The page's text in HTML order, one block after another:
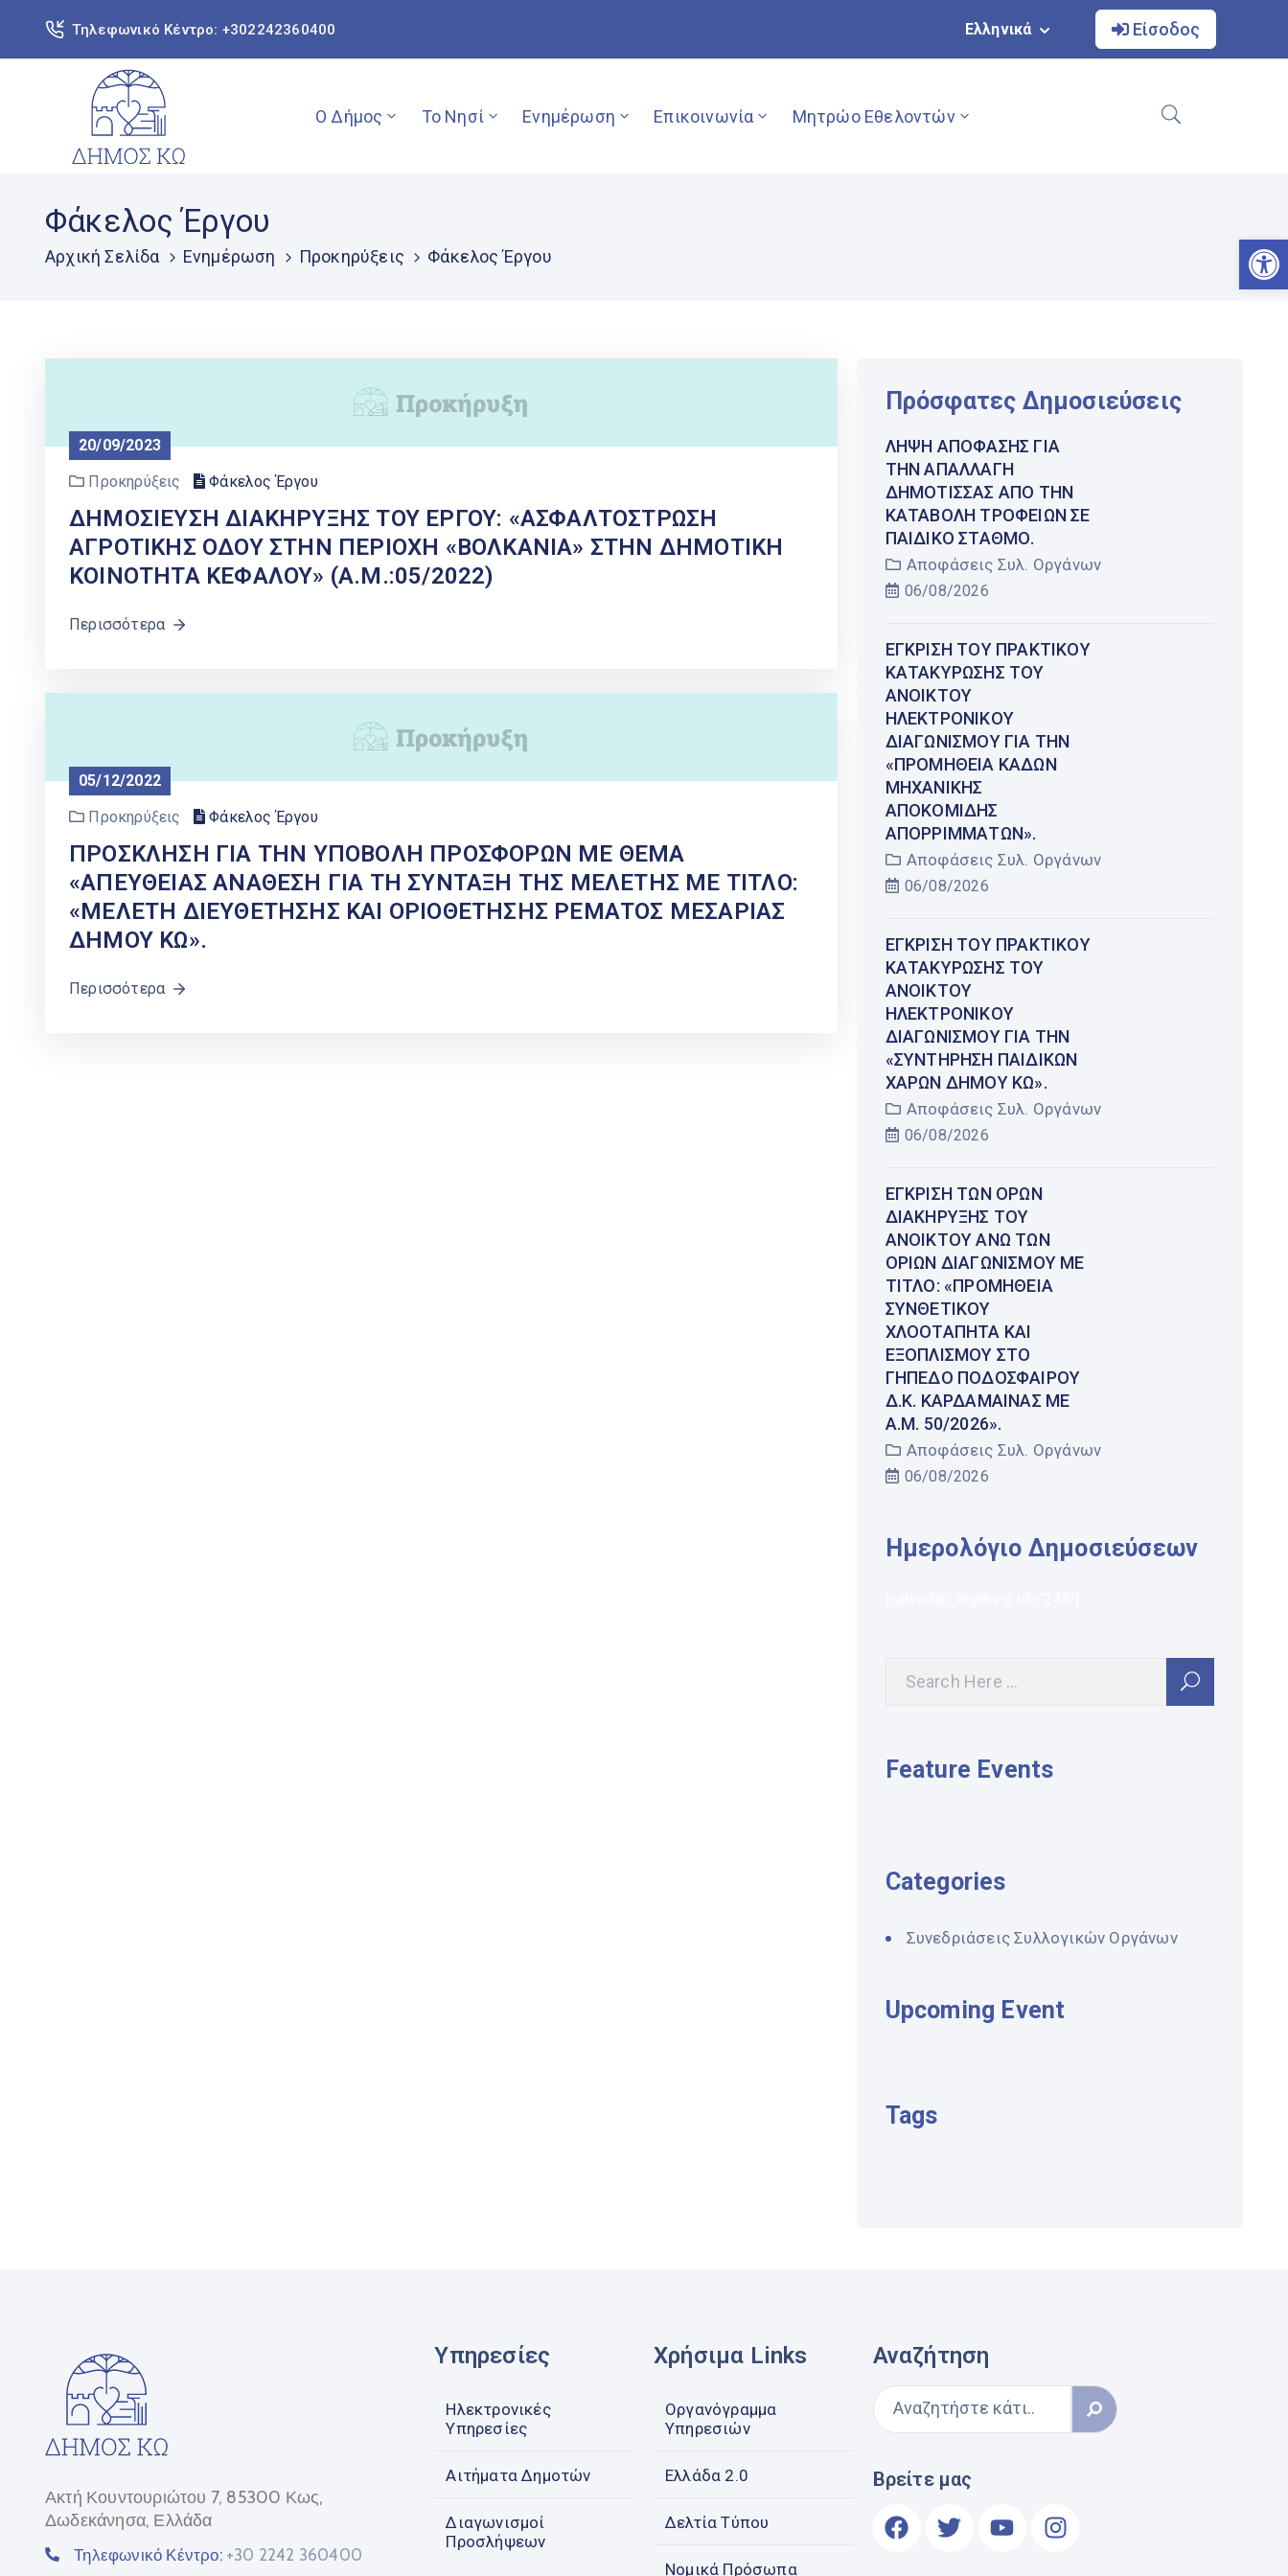
Τηλεφωνικό Κέντρο: +302242360400 Ελληνικά Είσοδος
Ο Δήμος Το Νησί Ενημέρωση Επικοινωνία Μητρώο Εθελοντών
Φάκελος Έργου
Αρχική Σελίδα Ενημέρωση Προκηρύξεις Φάκελος Έργου
20/09/2023
Προκηρύξεις
Φάκελος Έργου
ΔΗΜΟΣΙΕΥΣΗ ΔΙΑΚΗΡΥΞΗΣ ΤΟΥ ΕΡΓΟΥ: «ΑΣΦΑΛΤΟΣΤΡΩΣΗ
ΑΓΡΟΤΙΚΗΣ ΟΔΟΥ ΣΤΗΝ ΠΕΡΙΟΧΗ «ΒΟΛΚΑΝΙΑ» ΣΤΗΝ ΔΗΜΟΤΙΚΗ
ΚΟΙΝΟΤΗΤΑ ΚΕΦΑΛΟΥ» (Α.Μ.:05/2022)
Περισσότερα
05/12/2022
Προκηρύξεις
Φάκελος Έργου
ΠΡΟΣΚΛΗΣΗ ΓΙΑ ΤΗΝ ΥΠΟΒΟΛΗ ΠΡΟΣΦΟΡΩΝ ΜΕ ΘΕΜΑ
«ΑΠΕΥΘΕΙΑΣ ΑΝΑΘΕΣΗ ΓΙΑ ΤΗ ΣΥΝΤΑΞΗ ΤΗΣ ΜΕΛΕΤΗΣ ΜΕ ΤΙΤΛΟ:
«ΜΕΛΕΤΗ ΔΙΕΥΘΕΤΗΣΗΣ ΚΑΙ ΟΡΙΟΘΕΤΗΣΗΣ ΡΕΜΑΤΟΣ ΜΕΣΑΡΙΑΣ
ΔΗΜΟΥ ΚΩ».
Περισσότερα
Πρόσφατες Δημοσιεύσεις
ΛΉΨΗ ΑΠΌΦΑΣΗΣ ΓΙΑ
ΤΗΝ ΑΠΑΛΛΑΓΉ
ΔΗΜΌΤΙΣΣΑΣ ΑΠΌ ΤΗΝ
ΚΑΤΑΒΟΛΉ ΤΡΟΦΕΊΩΝ ΣΕ
ΠΑΙΔΙΚΌ ΣΤΑΘΜΌ.
Αποφάσεις Συλ. Οργάνων
06/08/2026
ΈΓΚΡΙΣΗ ΤΟΥ ΠΡΑΚΤΙΚΟΎ
ΚΑΤΑΚΎΡΩΣΗΣ ΤΟΥ
ΑΝΟΙΚΤΟΎ
ΗΛΕΚΤΡΟΝΙΚΟΎ
ΔΙΑΓΩΝΙΣΜΟΎ ΓΙΑ ΤΗΝ
«ΠΡΟΜΉΘΕΙΑ ΚΆΔΩΝ
ΜΗΧΑΝΙΚΉΣ
ΑΠΟΚΟΜΙΔΉΣ
ΑΠΟΡΡΙΜΜΆΤΩΝ».
Αποφάσεις Συλ. Οργάνων
06/08/2026
ΈΓΚΡΙΣΗ ΤΟΥ ΠΡΑΚΤΙΚΟΎ
ΚΑΤΑΚΎΡΩΣΗΣ ΤΟΥ
ΑΝΟΙΚΤΟΎ
ΗΛΕΚΤΡΟΝΙΚΟΎ
ΔΙΑΓΩΝΙΣΜΟΎ ΓΙΑ ΤΗΝ
«ΣΥΝΤΉΡΗΣΗ ΠΑΙΔΙΚΏΝ
ΧΑΡΏΝ ΔΉΜΟΥ ΚΩ».
Αποφάσεις Συλ. Οργάνων
06/08/2026
ΈΓΚΡΙΣΗ ΤΩΝ ΌΡΩΝ
ΔΙΑΚΉΡΥΞΗΣ ΤΟΥ
ΑΝΟΙΚΤΟΎ ΆΝΩ ΤΩΝ
ΟΡΊΩΝ ΔΙΑΓΩΝΙΣΜΟΎ ΜΕ
ΤΊΤΛΟ: «ΠΡΟΜΉΘΕΙΑ
ΣΥΝΘΕΤΙΚΟΎ
ΧΛΟΟΤΆΠΗΤΑ ΚΑΙ
ΕΞΟΠΛΙΣΜΟΎ ΣΤΟ
ΓΉΠΕΔΟ ΠΟΔΟΣΦΑΊΡΟΥ
Δ.Κ. ΚΑΡΔΆΜΑΙΝΑΣ ΜΕ
Α.Μ. 50/2026».
Αποφάσεις Συλ. Οργάνων
06/08/2026
Ημερολόγιο Δημοσιεύσεων
Feature Events
Categories
Συνεδριάσεις Συλλογικών Οργάνων
Upcoming Event
Tags
Ακτή Κουντουριώτου 7, 85300 Κως,
Δωδεκάνησα, Ελλάδα
Τηλεφωνικό Κέντρο: +30 2242 360400
Υπηρεσίες
Ηλεκτρονικές
Υπηρεσίες
Αιτήματα Δημοτών
Διαγωνισμοί
Προσλήψεων
Χρήσιμα Links
Οργανόγραμμα
Υπηρεσιών
Ελλάδα 2.0
Δελτία Τύπου
Νομικά Πρόσωπα
Αναζήτηση
Βρείτε μας